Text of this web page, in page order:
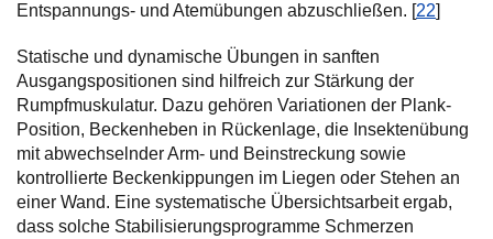
Entspannungs- und Atemübungen abzuschließen. [22]
Statische und dynamische Übungen in sanften
Ausgangspositionen sind hilfreich zur Stärkung der
Rumpfmuskulatur. Dazu gehören Variationen der Plank-
Position, Beckenheben in Rückenlage, die Insektenübung
mit abwechselnder Arm- und Beinstreckung sowie
kontrollierte Beckenkippungen im Liegen oder Stehen an
einer Wand. Eine systematische Übersichtsarbeit ergab,
dass solche Stabilisierungsprogramme Schmerzen